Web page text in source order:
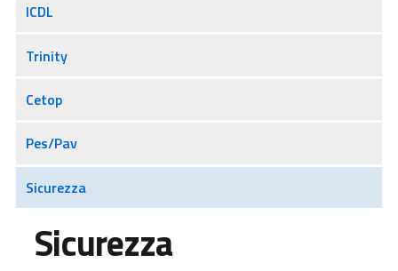
ICDL
Trinity
Cetop
Pes/Pav
Sicurezza
Sicurezza